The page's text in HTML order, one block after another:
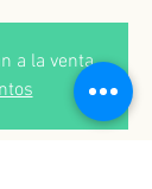
a la venta